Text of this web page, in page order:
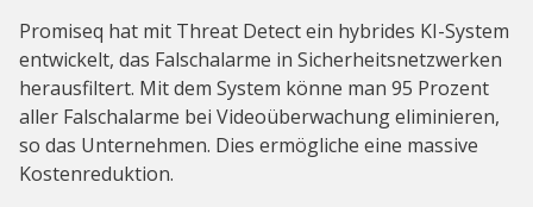
Promiseq hat mit Threat Detect ein hybrides KI-System
entwickelt, das Falschalarme in Sicherheitsnetzwerken
herausfiltert. Mit dem System könne man 95 Prozent
aller Falschalarme bei Videoüberwachung eliminieren,
so das Unternehmen. Dies ermögliche eine massive
Kostenreduktion.